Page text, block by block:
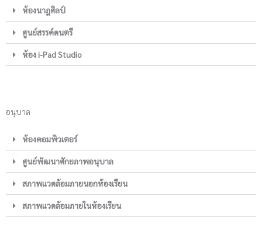
ห้องนาฎศิลป์
ศูนย์สรรค์ดนตรี
ห้อง i-Pad Studio
อนุบาล
ห้องคอมพิวเตอร์
ศูนย์พัฒนาศักยภาพอนุบาล
สภาพแวดล้อมภายนอกห้องเรียน
สภาพแวดล้อมภายในห้องเรียน